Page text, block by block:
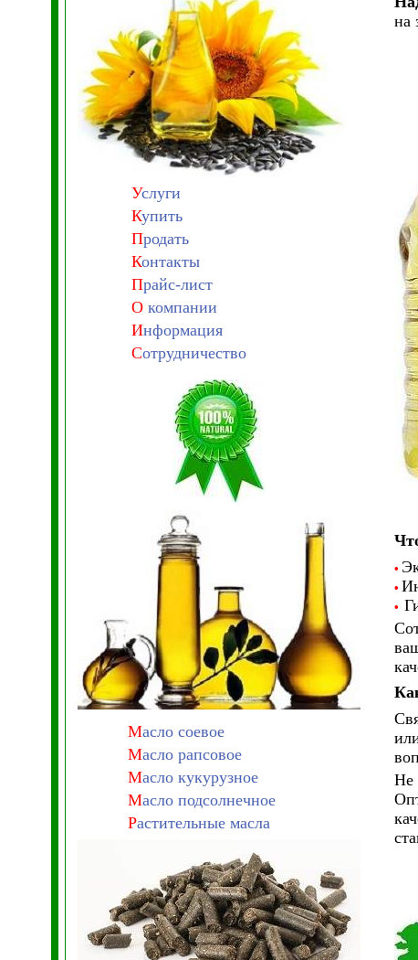
Услуги
Купить
Продать
Контакты
Прайс-лист
Окомпании
Информация
Сотрудничество
Масло соевое
Масло рапсовое
Масло кукурузное
Масло подсолнечное
Растительные масла
на
•
•
•
Не